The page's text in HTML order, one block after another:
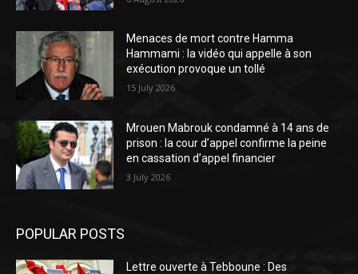
Menaces de mort contre Hamma
Hammami : la vidéo qui appelle à son
exécution provoque un tollé
15 July 2026
Mrouen Mabrouk condamné à 14 ans de
prison : la cour d’appel confirme la peine
en cassation d’appel financier
3 July 2026
POPULAR POSTS
Lettre ouverte à Tebboune : Des